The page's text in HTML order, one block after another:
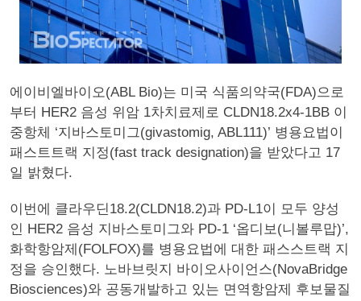
에이비엘바이오(ABL Bio)는 미국 식품의약국(FDA)으로
부터 HER2 음성 위암 1차치료제로 CLDN18.2x4-1BB 이
중항체 ‘지바스토미그(givastomig, ABL111)’ 병용요법이
패스트트랙 지정(fast track designation)을 받았다고 17
일 밝혔다.
이번에 클라우딘18.2(CLDN18.2)과 PD-L1이 모두 양성
인 HER2 음성 지바스토미그와 PD-1 ‘옵디보(니볼루맙)’,
화학항암제(FOLFOX)를 병용요법에 대한 패스스트랙 지
정을 승인했다. 노바브릿지 바이오사이언스(NovaBridge
Biosciences)와 공동개발하고 있는 면역항암제 후보물질